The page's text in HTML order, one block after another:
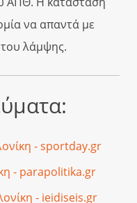
να απαντά με
λάμψης.
- sportday.gr
- parapolitika.gr
- ieidiseis.gr